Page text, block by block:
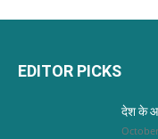
EDITOR PICKS
देश के